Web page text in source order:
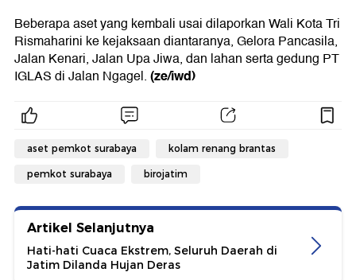
Beberapa aset yang kembali usai dilaporkan Wali Kota Tri
Rismaharini ke kejaksaan diantaranya, Gelora Pancasila,
Jalan Kenari, Jalan Upa Jiwa, dan lahan serta gedung PT
IGLAS di Jalan Ngagel.(ze/iwd)
aset pemkot surabaya kolam renang brantas
pemkot surabaya birojatim
Artikel Selanjutnya
Hati-hati Cuaca Ekstrem, Seluruh Daerah di
Jatim Dilanda Hujan Deras